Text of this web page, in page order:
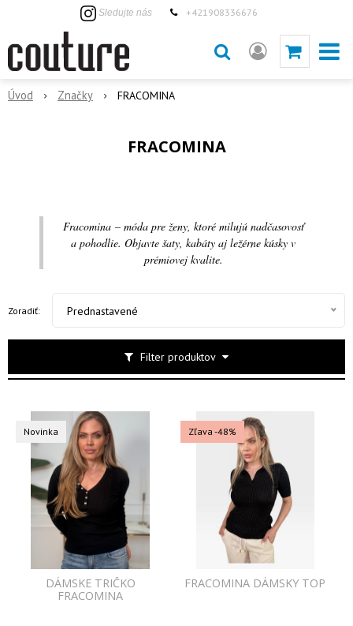
Sledujte nás +421908336676
Úvod Značky FRACOMINA
FRACOMINA
Fracomina – móda pre ženy, ktoré milujú nadčasovosť
a pohodlie. Objavte šaty, kabáty aj ležérne kúsky v
prémiovej kvalite.
Filter produktov
Zoradiť: Prednastavené
Novinka
DÁMSKE TRIČKO
FRACOMINA
Zľava -48%
FRACOMINA DÁMSKY TOP